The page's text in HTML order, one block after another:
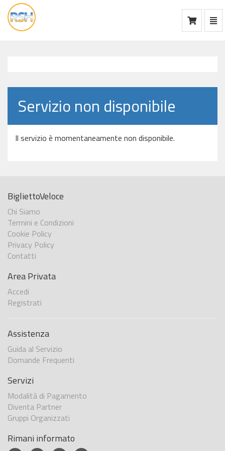
vai
alla
Servizio non disponibile
Il servizio è momentaneamente non disponibile.
BigliettoVeloce
Chi Siamo
Termini e Condizioni
Cookie Policy
Privacy Policy
Contatti
Area Privata
Accedi
Registrati
Assistenza
Guida al Servizio
Domande Frequenti
Servizi
Modalità di Pagamento
Diventa Partner
Gruppi Organizzati
Rimani informato